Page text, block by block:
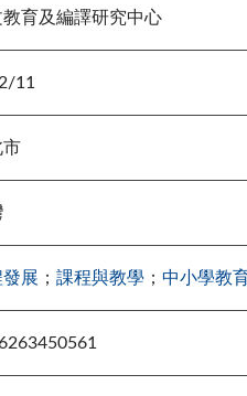
教育及編譯研究中心
11
市
展 ； 課程與教學 ； 中小學教育